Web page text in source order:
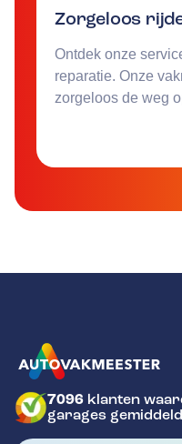
Zorgeloos
Ontdek onze
reparatie. Onze
zorgeloos de weg
GA NAAR DE
7096 klanten
garages